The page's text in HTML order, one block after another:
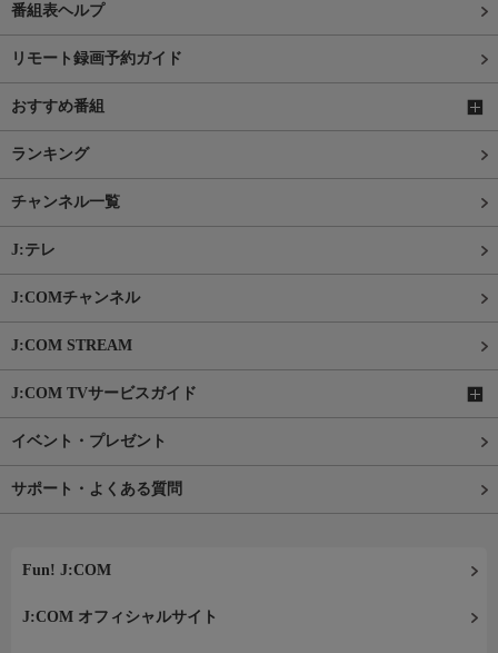
番組表ヘルプ
リモート録画予約ガイド
おすすめ番組
ランキング
チャンネル一覧
J:テレ
J:COMチャンネル
J:COM STREAM
J:COM TVサービスガイド
イベント・プレゼント
サポート・よくある質問
Fun! J:COM
J:COM オフィシャルサイト